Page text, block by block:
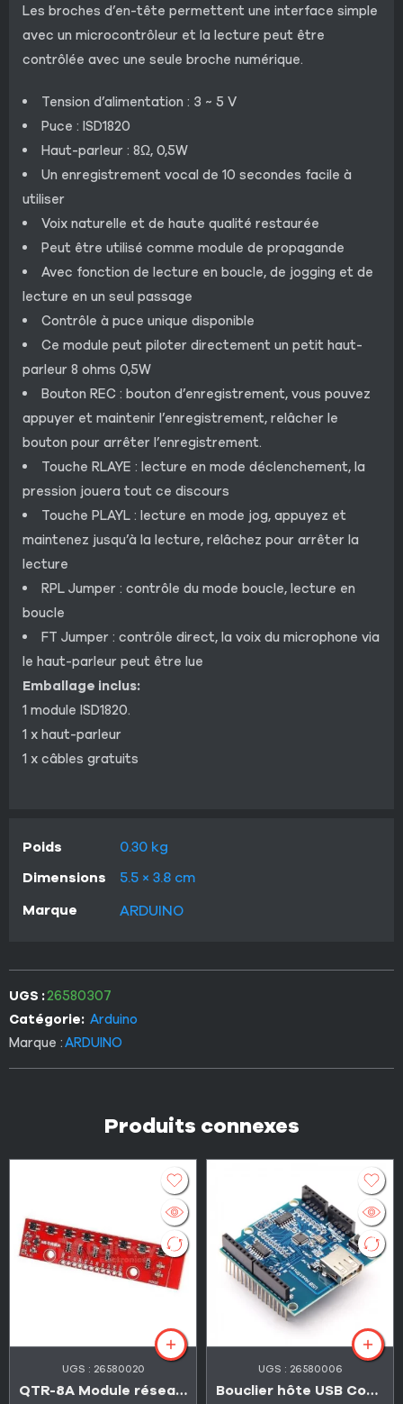
Les broches d’en-tête permettent une interface simple
avec un microcontrôleur et la lecture peut être
contrôlée avec une seule broche numérique.
Tension d’alimentation : 3 ~ 5 V
Puce : ISD1820
Haut-parleur : 8Ω, 0,5W
Un enregistrement vocal de 10 secondes facile à
utiliser
Voix naturelle et de haute qualité restaurée
Peut être utilisé comme module de propagande
Avec fonction de lecture en boucle, de jogging et de
lecture en un seul passage
Contrôle à puce unique disponible
Ce module peut piloter directement un petit haut-
parleur 8 ohms 0,5W
Bouton REC : bouton d’enregistrement, vous pouvez
appuyer et maintenir l’enregistrement, relâcher le
bouton pour arrêter l’enregistrement.
Touche RLAYE : lecture en mode déclenchement, la
pression jouera tout ce discours
Touche PLAYL : lecture en mode jog, appuyez et
maintenez jusqu’à la lecture, relâchez pour arrêter la
lecture
RPL Jumper : contrôle du mode boucle, lecture en
boucle
FT Jumper : contrôle direct, la voix du microphone via
le haut-parleur peut être lue
Emballage inclus:
1 module ISD1820.
1 x haut-parleur
1 x câbles gratuits
Poids
0.30 kg
Dimensions
5.5 × 3.8 cm
Marque
ARDUINO
UGS :26580307
Catégorie: Arduino
Marque :ARDUINO
Produits connexes
UGS : 26580020
QTR-8A Module réseau de capteurs de réflectance
UGS : 26580006
Bouclier hôte USB Compatible pour Arduino MEGA 2560